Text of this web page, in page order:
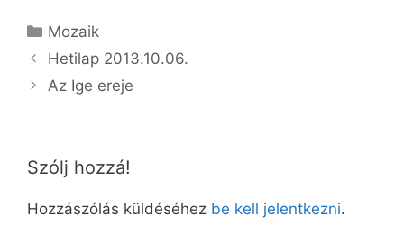
Kategória
Mozaik
Hetilap 2013.10.06.
Az Ige ereje
Szólj hozzá!
Hozzászólás küldéséhez be kell jelentkezni.